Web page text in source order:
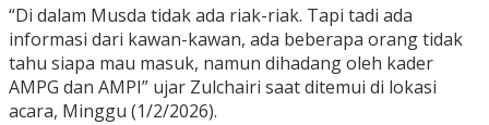
“Di dalam Musda tidak ada riak-riak. Tapi tadi ada
informasi dari kawan-kawan, ada beberapa orang tidak
tahu siapa mau masuk, namun dihadang oleh kader
AMPG dan AMPI” ujar Zulchairi saat ditemui di lokasi
acara, Minggu (1/2/2026).